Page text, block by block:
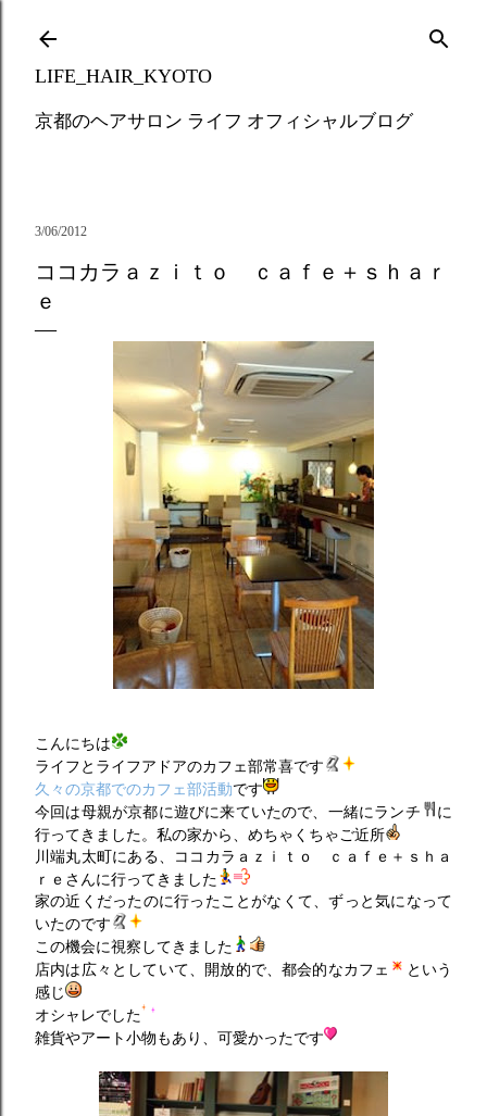
LIFE_HAIR_KYOTO
京都のヘアサロン ライフ オフィシャルブログ
3/06/2012
ココカラａｚｉｔｏ ｃａｆｅ＋ｓｈａｒ
ｅ
こんにちは
ライフとライフアドアのカフェ部常喜です
久々の京都でのカフェ部活動です
今回は母親が京都に遊びに来ていたので、一緒にランチ
に
行ってきました。私の家から、めちゃくちゃご近所
川端丸太町にある、ココカラａｚｉｔｏ ｃａｆｅ＋ｓｈａ
ｒｅさんに行ってきました
家の近くだったのに行ったことがなくて、ずっと気になって
いたのです
この機会に視察してきました
店内は広々としていて、開放的で、都会的なカフェ
という
感じ
オシャレでした
雑貨やアート小物もあり、可愛かったです